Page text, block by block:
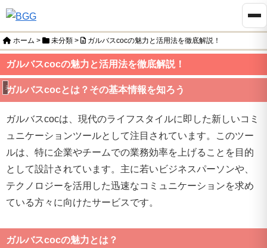
ホーム > 未分類 > ガルバスcocの魅力と活用法を徹底解説！
ガルバスcocの魅力と活用法を徹底解説！
未分類
ガルバスcocとは？その基本情報を知ろう
ガルバスcocは、現代のライフスタイルに即した新しいコミ
ュニケーションツールとして注目されています。このツー
ルは、特に企業やチームでの業務効率を上げることを目的
として設計されています。主に若いビジネスパーソンや、
テクノロジーを活用した迅速なコミュニケーションを求め
ている方々に向けたサービスです。
ガルバスcocの魅力とは？